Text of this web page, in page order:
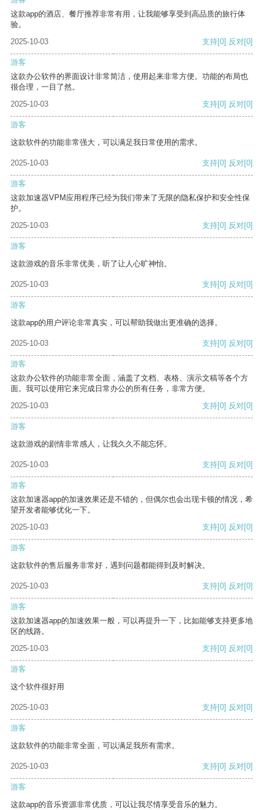
这款app的酒店、餐厅推荐非常有用，让我能够享受到高品质的旅行体
验。
2025-10-03
支持[0] 反对[0]
游客
这款办公软件的界面设计非常简洁，使用起来非常方便。功能的布局也
很合理，一目了然。
2025-10-03
支持[0] 反对[0]
游客
这款软件的功能非常强大，可以满足我日常使用的需求。
2025-10-03 支持[0] 反对[0]
游客
这款加速器VPM应用程序已经为我们带来了无限的隐私保护和安全性保
护。
2025-10-03
支持[0] 反对[0]
游客
这款游戏的音乐非常优美，听了让人心旷神怡。
2025-10-03 支持[0] 反对[0]
游客
这款app的用户评论非常真实，可以帮助我做出更准确的选择。
2025-10-03 支持[0] 反对[0]
游客
这款办公软件的功能非常全面，涵盖了文档、表格、演示文稿等各个方
面。我可以使用它来完成日常办公的所有任务，非常方便。
2025-10-03
支持[0] 反对[0]
游客
这款游戏的剧情非常感人，让我久久不能忘怀。
2025-10-03 支持[0] 反对[0]
游客
这款加速器app的加速效果还是不错的，但偶尔也会出现卡顿的情况，希
望开发者能够优化一下。
2025-10-03
支持[0] 反对[0]
游客
这款软件的售后服务非常好，遇到问题都能得到及时解决。
2025-10-03 支持[0] 反对[0]
游客
这款加速器app的加速效果一般，可以再提升一下，比如能够支持更多地
区的线路。
2025-10-03
支持[0] 反对[0]
游客
这个软件很好用
2025-10-03 支持[0] 反对[0]
游客
这款软件的功能非常全面，可以满足我所有需求。
2025-10-03 支持[0] 反对[0]
游客
这款app的音乐资源非常优质，可以让我尽情享受音乐的魅力。